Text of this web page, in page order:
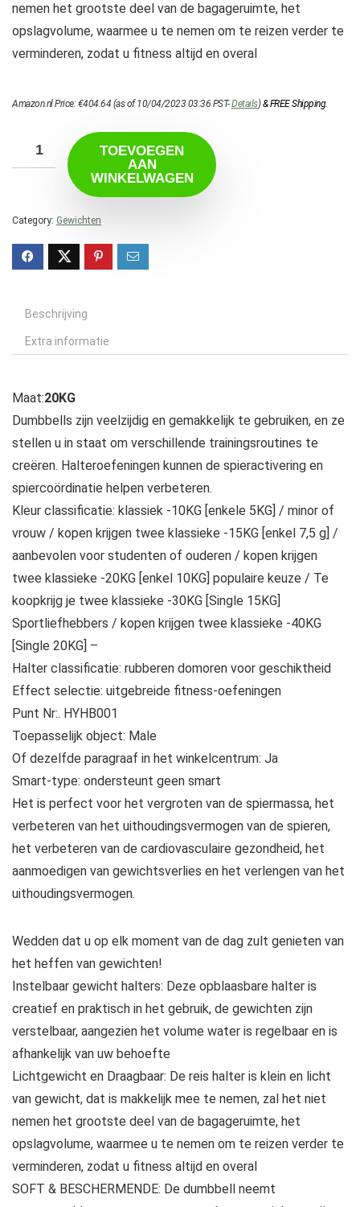
nemen het grootste deel van de bagageruimte, het
opslagvolume, waarmee u te nemen om te reizen verder te
verminderen, zodat u fitness altijd en overal
Amazon.nl Price:€404.64 (as of 10/04/2023 03:36 PST-Details)&FREE Shipping.
TOEVOEGEN
AAN
WINKELWAGEN
Category: Gewichten
Beschrijving
Extra informatie
Maat:20KG
Dumbbells zijn veelzijdig en gemakkelijk te gebruiken, en ze
stellen u in staat om verschillende trainingsroutines te
creëren. Halteroefeningen kunnen de spieractivering en
spiercoördinatie helpen verbeteren.
Kleur classificatie: klassiek -10KG [enkele 5KG] / minor of
vrouw / kopen krijgen twee klassieke -15KG [enkel 7,5 g] /
aanbevolen voor studenten of ouderen / kopen krijgen
twee klassieke -20KG [enkel 10KG] populaire keuze / Te
koopkrijg je twee klassieke -30KG [Single 15KG]
Sportliefhebbers / kopen krijgen twee klassieke -40KG
[Single 20KG] –
Halter classificatie: rubberen domoren voor geschiktheid
Effect selectie: uitgebreide fitness-oefeningen
Punt Nr:. HYHB001
Toepasselijk object: Male
Of dezelfde paragraaf in het winkelcentrum: Ja
Smart-type: ondersteunt geen smart
Het is perfect voor het vergroten van de spiermassa, het
verbeteren van het uithoudingsvermogen van de spieren,
het verbeteren van de cardiovasculaire gezondheid, het
aanmoedigen van gewichtsverlies en het verlengen van het
uithoudingsvermogen.
Wedden dat u op elk moment van de dag zult genieten van
het heffen van gewichten!
Instelbaar gewicht halters: Deze opblaasbare halter is
creatief en praktisch in het gebruik, de gewichten zijn
verstelbaar, aangezien het volume water is regelbaar en is
afhankelijk van uw behoefte
Lichtgewicht en Draagbaar: De reis halter is klein en licht
van gewicht, dat is makkelijk mee te nemen, zal het niet
nemen het grootste deel van de bagageruimte, het
opslagvolume, waarmee u te nemen om te reizen verder te
verminderen, zodat u fitness altijd en overal
SOFT & BESCHERMENDE: De dumbbell neemt